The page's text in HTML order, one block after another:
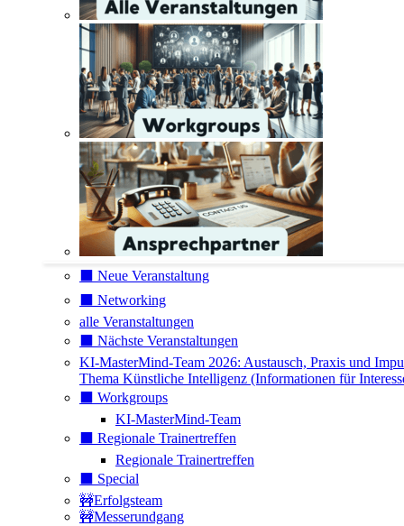
⬛️ Neue Veranstaltung
⬛️ Networking
alle Veranstaltungen
⬛️ Nächste Veranstaltungen
KI-MasterMind-Team 2026: Austausch, Praxis und
Thema Künstliche Intelligenz (Informationen für
⬛️ Workgroups
KI-MasterMind-Team
⬛️ Regionale Trainertreffen
Regionale Trainertreffen
⬛️ Special
🚧Erfolgsteam
🚧Messerundgang